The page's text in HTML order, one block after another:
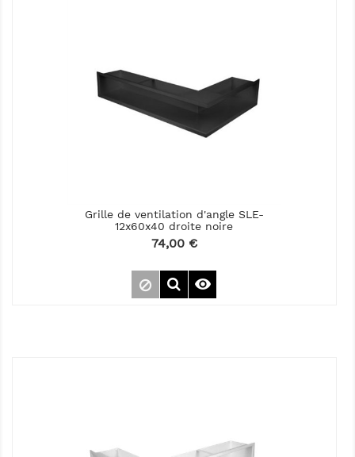
Grille de ventilation d'angle SLE-
12x60x40 droite noire
Prix
74,00 €
